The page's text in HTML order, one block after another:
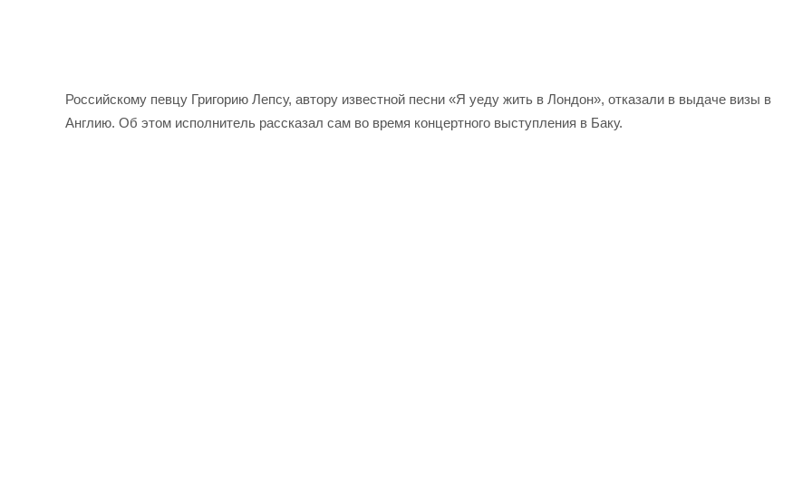
Российскому певцу Григорию Лепсу, автору известной песни «Я уеду жить в Лондон», отказали в выдаче визы в
Англию. Об этом исполнитель рассказал сам во время концертного выступления в Баку.